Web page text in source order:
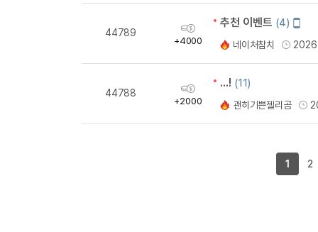
44789
획
득
+4000
추천 이벤트 (4) 모
일
네이처참치
44788
획
득
+2000
...! (11)
괜히기쁜젤리곰
1 2